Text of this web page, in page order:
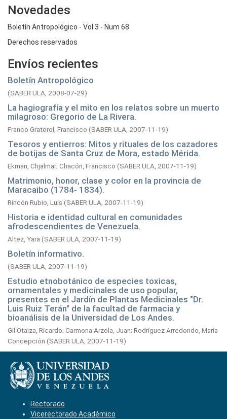
Novedades
Boletín Antropológico - Vol 3 - Num 68
Derechos reservados
Envíos recientes
Boletín Antropológico
(SABER ULA, 2008-07-29)
La hagiografía y el mito en los relatos sobre un muerto
milagroso: Gregorio de La Rivera.
Franco Graterol, Francisco (SABER ULA, 2007-11-19)
Tesoros y entierros: Mitos y rituales de los cazadores
de botijas de Santa Cruz de Mora, estado Mérida.
Ekman, Chjalmar; Chacón, Francisco (SABER ULA, 2007-11-19)
Matrimonio, honor, clase y color en la provincia de
Maracaibo (1784- 1834).
Rincón Rubio, Luis (SABER ULA, 2007-11-19)
Historia e identidad cultural en comunidades
afrodescendientes de Venezuela.
Altez, Yara (SABER ULA, 2007-11-19)
Boletín informativo.
(SABER ULA, 2007-11-19)
Estudio etnobotánico de especies toxicas,
ornamentales y medicinales de uso popular,
presentes en el Jardín de Plantas Medicinales "Dr.
Luis Ruiz Terán" de la facultad de farmacia y
bioanálisis de la Universidad de Los Andes.
Gil Otaiza, Ricardo; Carmona Arzola, Juan; Rodríguez Arredondo, María
Concepción (SABER ULA, 2007-11-19)
Rectorado
Vicerectorado Académico